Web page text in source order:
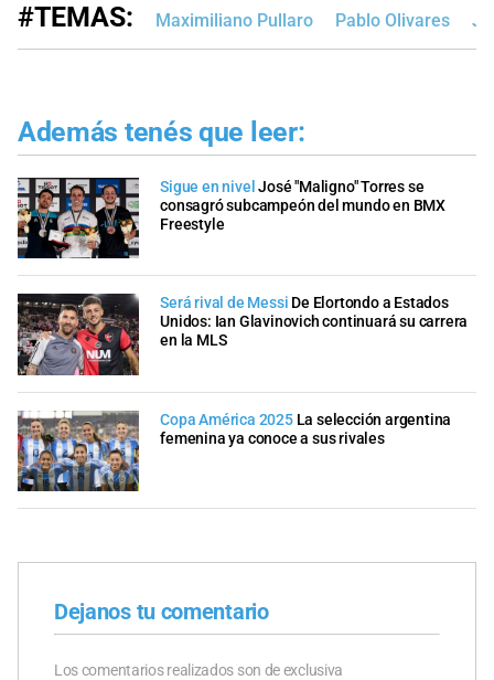
#TEMAS: Maximiliano Pullaro Pablo Olivares
Además tenés que leer:
Sigue en nivel José "Maligno" Torres se
consagró subcampeón del mundo en BMX
Freestyle
Será rival de Messi De Elortondo a Estados
Unidos: Ian Glavinovich continuará su carrera
en la MLS
Copa América 2025 La selección argentina
femenina ya conoce a sus rivales
Dejanos tu comentario
Los comentarios realizados son de exclusiva